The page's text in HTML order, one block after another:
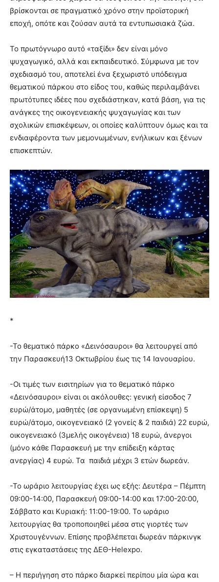
βρίσκονται σε πραγματικό χρόνο στην προϊστορική
εποχή, οπότε και ζούσαν αυτά τα εντυπωσιακά ζώα.
Το πρωτόγνωρο αυτό «ταξίδι» δεν είναι μόνο
ψυχαγωγικό, αλλά και εκπαιδευτικό. Σύμφωνα με τον
σχεδιασμό του, αποτελεί ένα ξεχωριστό υπόδειγμα
θεματικού πάρκου στο είδος του, καθώς περιλαμβάνει
πρωτότυπες ιδέες που σχεδιάστηκαν, κατά βάση, για τις
ανάγκες της οικογενειακής ψυχαγωγίας και των
σχολικών επισκέψεων, οι οποίες καλύπτουν όμως και τα
ενδιαφέροντα των μεμονωμένων, ενήλικων και ξένων
επισκεπτών.
*
-Το θεματικό πάρκο «Δεινόσαυροι» θα λειτουργεί από
την Παρασκευή13 Οκτωβρίου έως τις 14 Ιανουαρίου.
-Οι τιμές των εισιτηρίων για το θεματικό πάρκο
«Δεινόσαυροι» είναι οι ακόλουθες: γενική είσοδος 7
ευρώ/άτομο, μαθητές (σε οργανωμένη επίσκεψη) 5
ευρώ/άτομο, οικογενειακό (2 γονείς & 2 παιδιά) 22 ευρώ,
οικογενειακό (3μελής οικογένεια) 18 ευρώ, άνεργοι
(μόνο κάθε Παρασκευή με την επίδειξη κάρτας
ανεργίας) 4 ευρώ. Τα παιδιά μέχρι 3 ετών δωρεάν.
-Το ωράριο λειτουργίας έχει ως εξής: Δευτέρα – Πέμπτη
09:00-14:00, Παρασκευή 09:00-14:00 και 17:00-20:00,
Σάββατο και Κυριακή: 11:00-19:00. Το ωράριο
λειτουργίας θα τροποποιηθεί μέσα στις γιορτές των
Χριστουγέννων. Επίσης προβλέπεται δωρεάν πάρκινγκ
στις εγκαταστάσεις της ΔΕΘ-Helexpo.
– Η περιήγηση στο πάρκο διαρκεί περίπου μία ώρα και